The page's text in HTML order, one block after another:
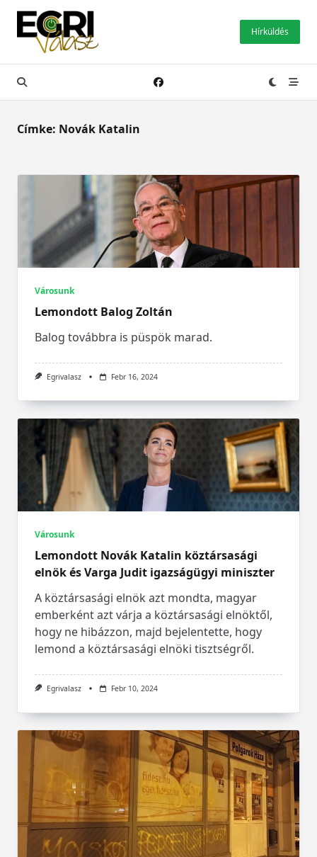
Skip
content
Hírküldés
Címke: Novák Katalin
Városunk
Lemondott Balog Zoltán
Balog továbbra is püspök marad.
Egrivalasz Febr 16, 2024
Városunk
Lemondott Novák Katalin köztársasági
elnök és Varga Judit igazságügyi miniszter
A köztársasági elnök azt mondta, magyar
emberként azt várja a köztársasági elnöktől,
hogy ne hibázzon, majd bejelentette, hogy
lemond a köztársasági elnöki tisztségről.
Egrivalasz Febr 10, 2024